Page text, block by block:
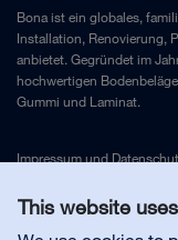
This website
Bona ist ein globales,
Installation, Renovierung,
anbietet. Gegründet im
hochwertigen
Gummi und Laminat.
Impressumund